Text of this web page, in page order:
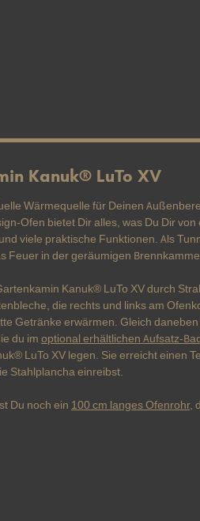
Kanuk® LuTo XV
Wärmequelle für Deinen
Ofen bietet Dir alles, was Du Dir
viele praktische Funktionen. Als
Feuer in der geräumigen
Kanuk® LuTo XV durch
die rechts und links am
Getränke erwärmen. Gleich
du im optional erhältlichen Aufsatz-
LuTo XV legen. Sie erreicht einen
Stahlplancha einreibst.
Du noch ein 100 cm langes Ofenrohr,